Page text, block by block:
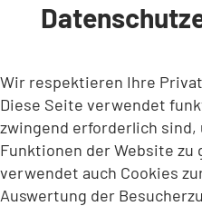
INHALT ANSPRINGEN
Wir respektieren Ihre
Diese Seite verwendet
zwingend erforderlich sind,
Funktionen der Website zu
verwendet auch Cookies
Auswertung der